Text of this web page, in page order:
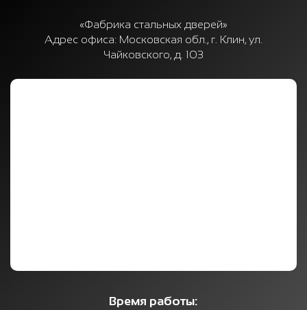
«Фабрика стальных дверей»
Адрес офиса: Московская обл., г. Клин, ул.
Чайковского, д. 103
Время работы: